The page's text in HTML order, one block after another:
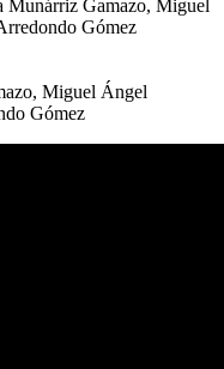
Munárriz Gamazo, Miguel
Gómez
Miguel Ángel
Gómez